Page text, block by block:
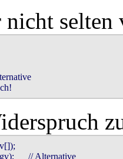
nicht
// Alternative